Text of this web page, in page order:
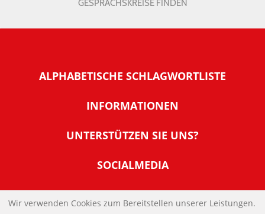
GESPRÄCHSKREISE FINDEN
ALPHABETISCHE SCHLAGWORTLISTE
INFORMATIONEN
Warum NachDenkSeiten
Tipps zur Nutzung der NachDenkSeiten
Banner und E-Mail-Signaturen
Links
UNTERSTÜTZEN SIE UNS?
Werden Sie Fördermitglied
SOCIALMEDIA
IMPRESSUM
Wir verwenden Cookies zum Bereitstellen unserer Leistungen.